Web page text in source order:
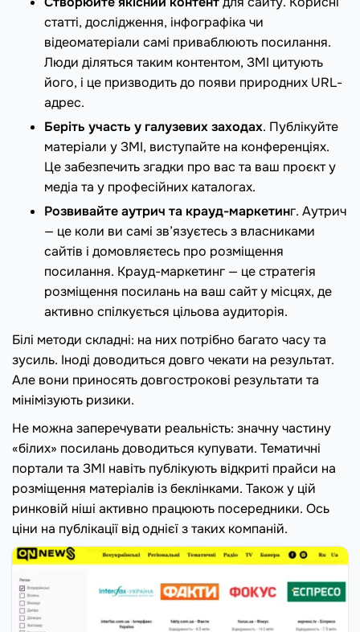
статті, дослідження, інфографіка чи
відеоматеріали самі приваблюють посилання.
Люди діляться таким контентом, ЗМІ цитують
його, і це призводить до появи природних URL-
адрес.
Беріть участь у галузевих заходах. Публікуйте
матеріали у ЗМІ, виступайте на конференціях.
Це забезпечить згадки про вас та ваш проєкт у
медіа та у професійних каталогах.
Розвивайте аутрич та крауд-маркетинг. Аутрич
— це коли ви самі зв’язуєтесь з власниками
сайтів і домовляєтесь про розміщення
посилання. Крауд-маркетинг — це стратегія
розміщення посилань на ваш сайт у місцях, де
активно спілкується цільова аудиторія.
Білі методи складні: на них потрібно багато часу та
зусиль. Іноді доводиться довго чекати на результат.
Але вони приносять довгострокові результати та
мінімізують ризики.
Не можна заперечувати реальність: значну частину
«білих» посилань доводиться купувати. Тематичні
портали та ЗМІ навіть публікують відкриті прайси на
розміщення матеріалів із беклінками. Також у цій
ринковій ніші активно працюють посередники. Ось
ціни на публікації від однієї з таких компаній.